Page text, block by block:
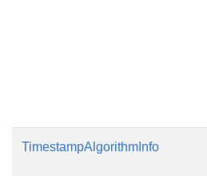
TimestampAlgorithmInfo